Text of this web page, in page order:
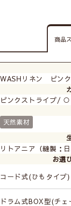
商品
WASHリネン ピン
ピンクストライプ/ ○
天然素材
リトアニア（縫製：
お選
コード式(ひもタイプ)
ドラム式BOX型(チェ